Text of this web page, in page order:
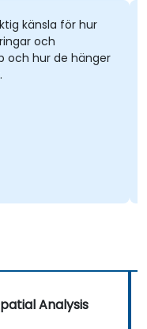
känsla för hur
och
och hur de hänger
Analysis